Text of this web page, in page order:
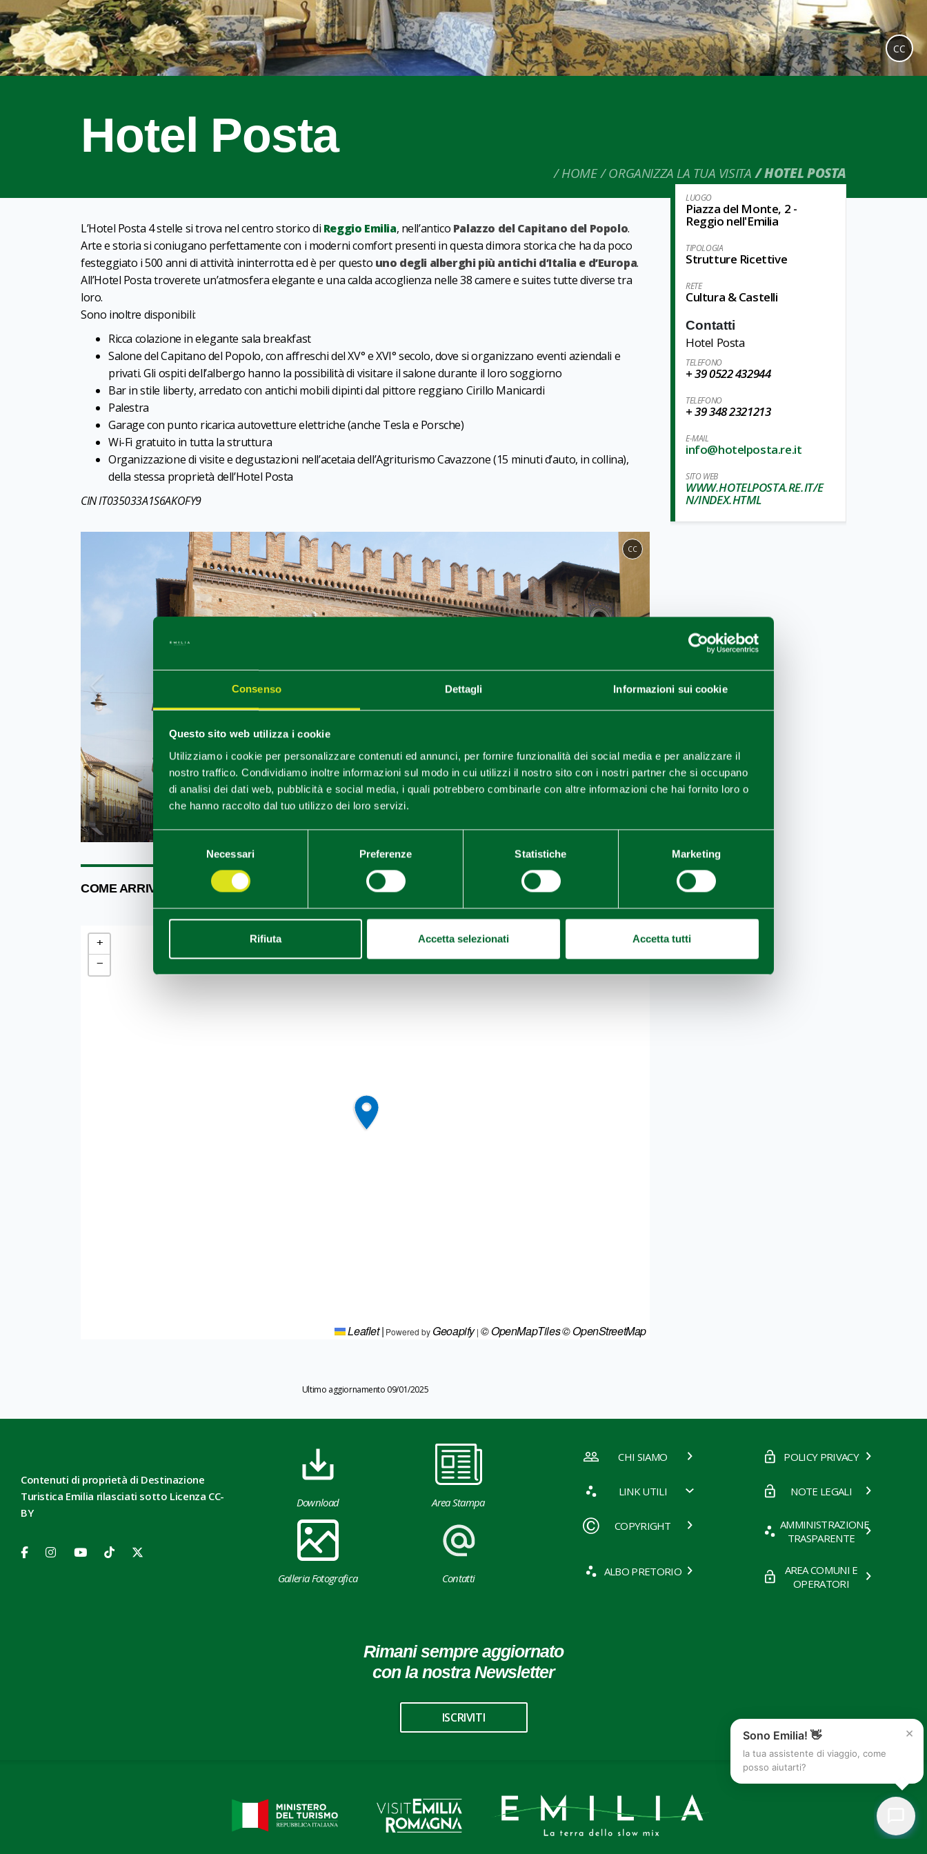
Consenso Dettagli Informazioni sui cookie
Questo sito web utilizza i cookie
Utilizziamo i cookie per personalizzare contenuti ed annunci, per fornire funzionalità dei social media e per analizzare il
nostro traffico. Condividiamo inoltre informazioni sul modo in cui utilizzi il nostro sito con i nostri partner che si occupano
di analisi dei dati web, pubblicità e social media, i quali potrebbero combinarle con altre informazioni che hai fornito loro o
che hanno raccolto dal tuo utilizzo dei loro servizi.
Selezione
consenso
Necessari Preferenze Statistiche Marketing
Rifiuta Accetta selezionati Accetta tutti
Hotel Posta
HOME ORGANIZZA LA TUA VISITA HOTEL POSTA
CC
LUOGO
Piazza del Monte, 2 -
Reggio nell'Emilia
TIPOLOGIA
Strutture Ricettive
RETE
Cultura & Castelli
Contatti
Hotel Posta
TELEFONO
+ 39 0522 432944
TELEFONO
+ 39 348 2321213
E-MAIL
info@hotelposta.re.it
SITO WEB
WWW.HOTELPOSTA.RE.IT/E
N/INDEX.HTML
L’Hotel Posta 4 stelle si trova nel centro storico di Reggio Emilia, nell’antico Palazzo del Capitano del Popolo.
Arte e storia si coniugano perfettamente con i moderni comfort presenti in questa dimora storica che ha da poco
festeggiato i 500 anni di attività ininterrotta ed è per questo uno degli alberghi più antichi d’Italia e d’Europa.
All’Hotel Posta troverete un’atmosfera elegante e una calda accoglienza nelle 38 camere e suites tutte diverse tra
loro.
Sono inoltre disponibili:
Ricca colazione in elegante sala breakfast
Salone del Capitano del Popolo, con affreschi del XV° e XVI° secolo, dove si organizzano eventi aziendali e
privati. Gli ospiti dell’albergo hanno la possibilità di visitare il salone durante il loro soggiorno
Bar in stile liberty, arredato con antichi mobili dipinti dal pittore reggiano Cirillo Manicardi
Palestra
Garage con punto ricarica autovetture elettriche (anche Tesla e Porsche)
Wi-Fi gratuito in tutta la struttura
Organizzazione di visite e degustazioni nell’acetaia dell’Agriturismo Cavazzone (15 minuti d’auto, in collina),
della stessa proprietà dell’Hotel Posta
CIN IT035033A1S6AKOFY9
Reggio Emilia (RE) Hotel della Posta Esterno
CC
1/2
COME ARRIVARE
+
−
Leaflet| Powered by Geoapify| © OpenMapTiles© OpenStreetMap
Ultimo aggiornamento 09/01/2025
Contenuti di proprietà di Destinazione
Turistica Emilia rilasciati sotto Licenza CC-
BY
Download Area Stampa
Galleria Fotografica Contatti
CHI SIAMO POLICY PRIVACY
LINK UTILI NOTE LEGALI
COPYRIGHT
AMMINISTRAZIONE
TRASPARENTE
ALBO PRETORIO
AREA COMUNI E
OPERATORI
Rimani sempre aggiornato
con la nostra Newsletter
ISCRIVITI
×
Sono Emilia! 👋
la tua assistente di viaggio, come
posso aiutarti?